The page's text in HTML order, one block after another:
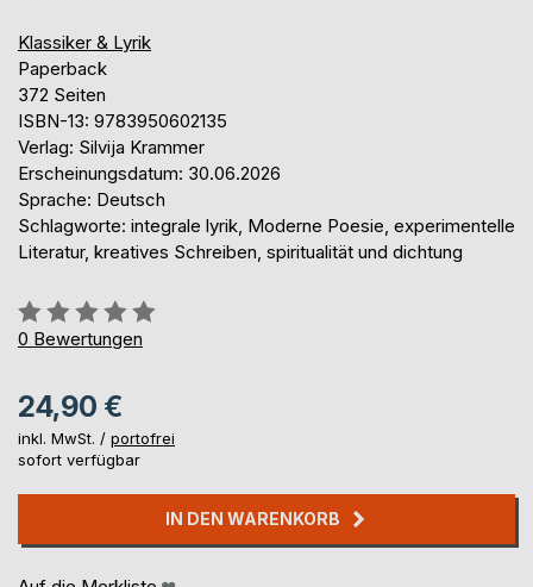
Klassiker & Lyrik
Paperback
372 Seiten
ISBN-13: 9783950602135
Verlag: Silvija Krammer
Erscheinungsdatum: 30.06.2026
Sprache: Deutsch
Schlagworte: integrale lyrik, Moderne Poesie, experimentelle
Literatur, kreatives Schreiben, spiritualität und dichtung
Bewertung::
0%
0 Bewertungen
24,90 €
inkl. MwSt. / portofrei
sofort verfügbar
IN DEN WARENKORB